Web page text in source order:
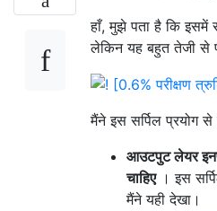
हाँ, मुझे पता है कि इसमें
लेकिन यह बहुत तेजी से
मैंने इस सर्पिल प्रयोग
आउटपुट लेयर
चाहिए। इस
मैंने यही देखा।